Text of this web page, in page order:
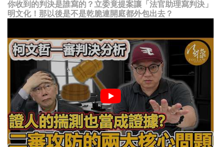
你收到的判決是誰寫的？立委竟提案讓「法官助理寫判決」
明文化！那以後是不是乾脆連開庭都外包出去？